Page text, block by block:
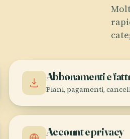
Abbonamenti e
Piani, pagamenti,
Account e privacy